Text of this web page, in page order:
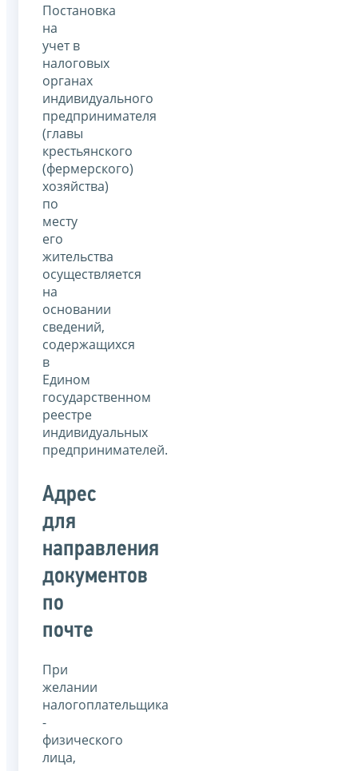
Постановка
на
учет в
налоговых
органах
индивидуального
предпринимателя
(главы
крестьянского
(фермерского)
хозяйства)
по
месту
его
жительства
осуществляется
на
основании
сведений,
содержащихся
в
Едином
государственном
реестре
индивидуальных
предпринимателей.
Адрес
для
направления
документов
по
почте
При
желании
налогоплательщика
-
физического
лица,